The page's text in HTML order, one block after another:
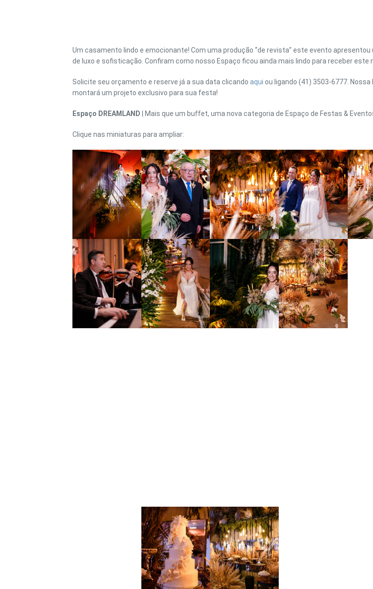
Um casamento lindo e emocionante! Com uma produção “de revista” este evento
de luxo e sofisticação. Confiram como nosso Espaço ficou ainda mais lindo para receber este
Solicite seu orçamento e reserve já a sua data clicando aqui ou ligando (41) 3503-6777. Nossa
montará um projeto exclusivo para sua festa!
Espaço DREAMLAND | Mais que um buffet, uma nova categoria de Espaço de Festas &
Clique nas miniaturas para ampliar: